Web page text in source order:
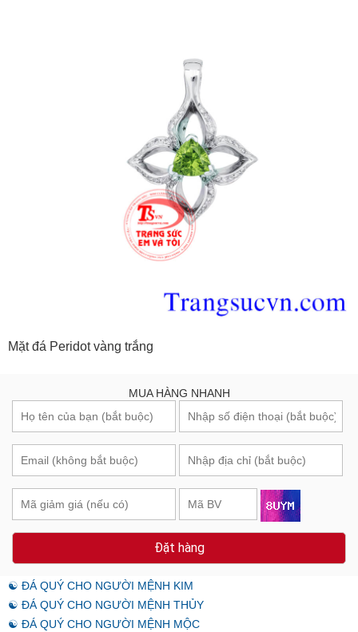
Mặt đá Peridot vàng trắng
MUA HÀNG NHANH
Đặt hàng
☯ ĐÁ QUÝ CHO NGƯỜI MỆNH KIM
☯ ĐÁ QUÝ CHO NGƯỜI MỆNH THỦY
☯ ĐÁ QUÝ CHO NGƯỜI MỆNH MỘC